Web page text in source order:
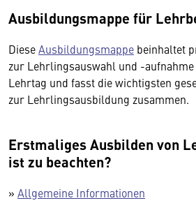
Ausbildungsmappe für
DieseAusbildungsmappe beinhaltet
zur Lehrlingsauswahl und -
Lehrtag und fasst die wichtigsten
zur Lehrlingsausbildung zusammen.
Erstmaliges Ausbilden von
ist zu beachten?
» Allgemeine Informationen